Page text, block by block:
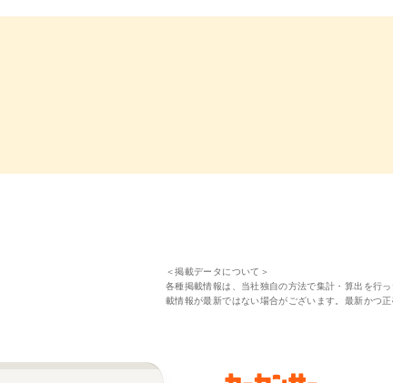
＜掲載データについて＞
各種掲載情報は、当社独自の方法で集計・算出を行
載情報が最新ではない場合がございます。最新かつ